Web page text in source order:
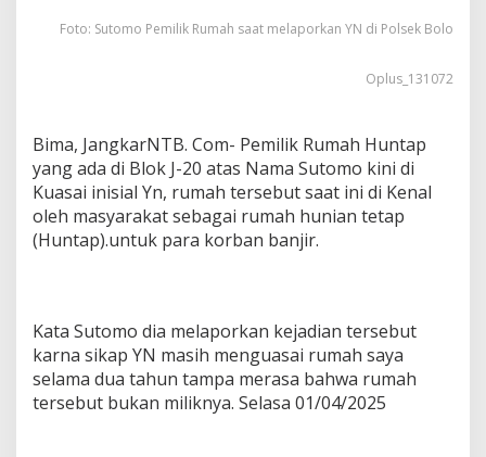
Hukum
Foto: Sutomo Pemilik Rumah saat melaporkan YN di Polsek Bolo
Oplus_131072
Bima, JangkarNTB. Com- Pemilik Rumah Huntap
yang ada di Blok J-20 atas Nama Sutomo kini di
Kuasai inisial Yn, rumah tersebut saat ini di Kenal
oleh masyarakat sebagai rumah hunian tetap
(Huntap).untuk para korban banjir.
Kata Sutomo dia melaporkan kejadian tersebut
karna sikap YN masih menguasai rumah saya
selama dua tahun tampa merasa bahwa rumah
tersebut bukan miliknya. Selasa 01/04/2025